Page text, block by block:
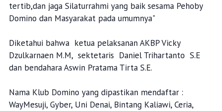
tertib,dan jaga Silaturrahmi yang baik sesama Pehoby
Domino dan Masyarakat pada umumnya"
Diketahui bahwa ketua pelaksanan AKBP Vicky
Dzulkarnaen M.M, sektetaris Daniel Trihartanto S.E
dan bendahara Aswin Pratama Tirta S.E.
Nama Klub Domino yang dipastikan mendaftar :
WayMesuji, Gyber, Uni Denai, Bintang Kaliawi, Ceria,